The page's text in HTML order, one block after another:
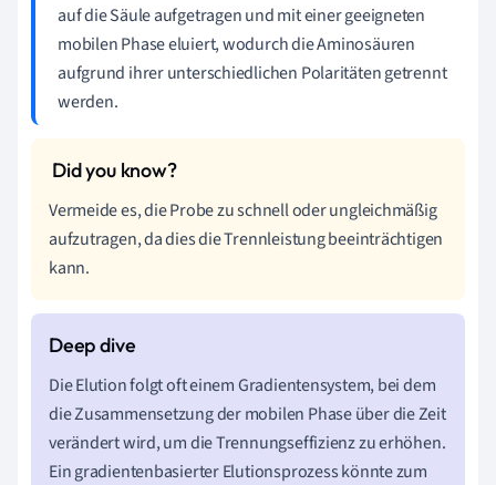
auf die Säule aufgetragen und mit einer geeigneten
mobilen Phase eluiert, wodurch die Aminosäuren
aufgrund ihrer unterschiedlichen Polaritäten getrennt
werden.
Vermeide es, die Probe zu schnell oder ungleichmäßig
aufzutragen, da dies die Trennleistung beeinträchtigen
kann.
Die Elution folgt oft einem Gradientensystem, bei dem
die Zusammensetzung der mobilen Phase über die Zeit
verändert wird, um die Trennungseffizienz zu erhöhen.
Ein gradientenbasierter Elutionsprozess könnte zum